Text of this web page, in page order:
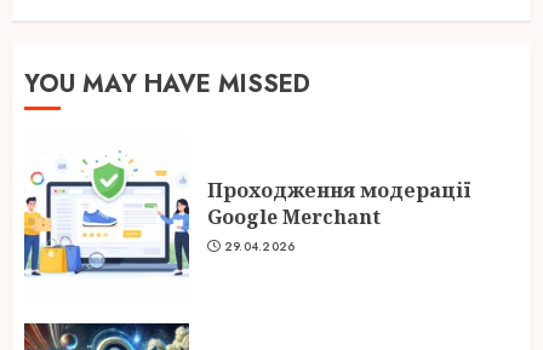
YOU MAY HAVE MISSED
Проходження модерації
Google Merchant
29.04.2026